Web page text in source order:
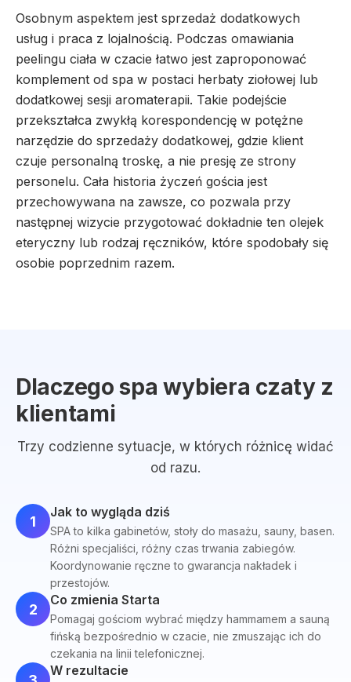
Osobnym aspektem jest sprzedaż dodatkowych
usług i praca z lojalnością. Podczas omawiania
peelingu ciała w czacie łatwo jest zaproponować
komplement od spa w postaci herbaty ziołowej lub
dodatkowej sesji aromaterapii. Takie podejście
przekształca zwykłą korespondencję w potężne
narzędzie do sprzedaży dodatkowej, gdzie klient
czuje personalną troskę, a nie presję ze strony
personelu. Cała historia życzeń gościa jest
przechowywana na zawsze, co pozwala przy
następnej wizycie przygotować dokładnie ten olejek
eteryczny lub rodzaj ręczników, które spodobały się
osobie poprzednim razem.
Dlaczego spa wybiera czaty z
klientami
Trzy codzienne sytuacje, w których różnicę widać
od razu.
1
Jak to wygląda dziś
SPA to kilka gabinetów, stoły do masażu, sauny, basen.
Różni specjaliści, różny czas trwania zabiegów.
Koordynowanie ręczne to gwarancja nakładek i
przestojów.
2
Co zmienia Starta
Pomagaj gościom wybrać między hammamem a sauną
fińską bezpośrednio w czacie, nie zmuszając ich do
czekania na linii telefonicznej.
W rezultacie